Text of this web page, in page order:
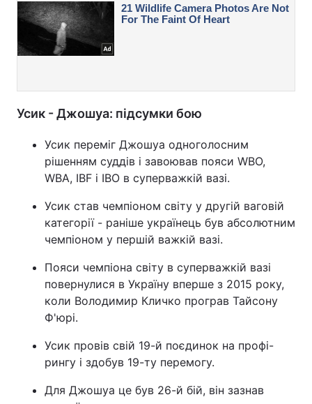
Усик - Джошуа: підсумки бою
Усик переміг Джошуа одноголосним
рішенням суддів і завоював пояси WBO,
WBA, IBF і IBO в суперважкій вазі.
Усик став чемпіоном світу у другій ваговій
категорії - раніше українець був абсолютним
чемпіоном у першій важкій вазі.
Пояси чемпіона світу в суперважкій вазі
повернулися в Україну вперше з 2015 року,
коли Володимир Кличко програв Тайсону
Ф'юрі.
Усик провів свій 19-й поєдинок на профі-
рингу і здобув 19-ту перемогу.
Для Джошуа це був 26-й бій, він зазнав